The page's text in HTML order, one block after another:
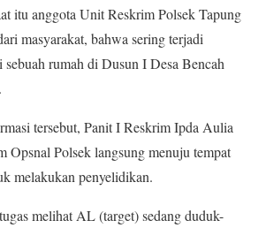
itu anggota Unit Reskrim Polsek Tapung
masyarakat, bahwa sering terjadi
rumah di Dusun I Desa Bencah
tersebut, Panit I Reskrim Ipda Aulia
Opsnal Polsek langsung menuju tempat
melakukan penyelidikan.
melihat AL (target) sedang duduk-